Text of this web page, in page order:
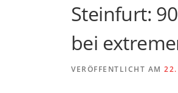
Steinfurt:
bei
VERÖFFENTLICHT AM